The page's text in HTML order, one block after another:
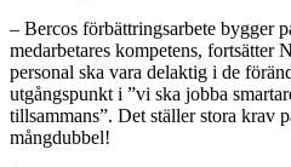
– Bercos förbättringsarbete bygger
medarbetares kompetens, fortsätter
personal ska vara delaktig i de
utgångspunkt i ”vi ska jobba
tillsammans”. Det ställer stora krav
mångdubbel!